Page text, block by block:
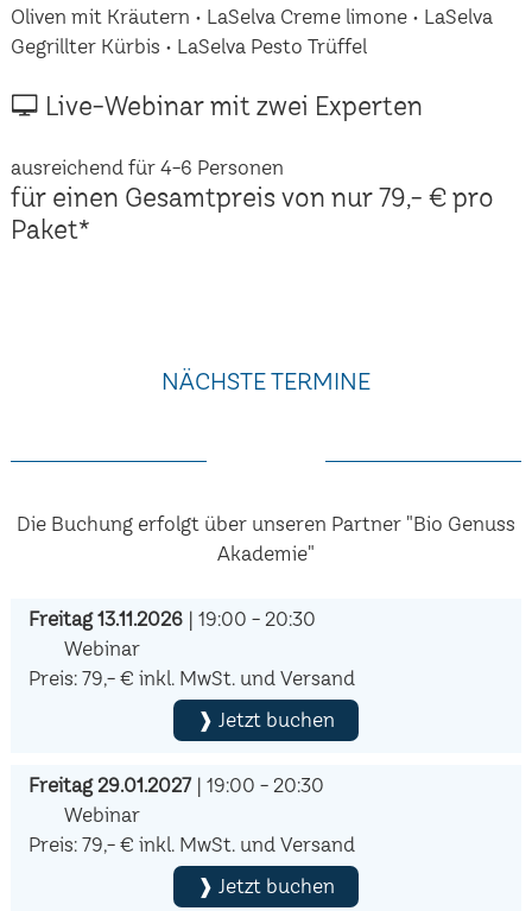
Oliven mit Kräutern • LaSelva Creme limone • LaSelva
Gegrillter Kürbis • LaSelva Pesto Trüffel
🖵 Live-Webinar mit zwei Experten
ausreichend für 4-6 Personen
für einen Gesamtpreis von nur 79,- € pro
Paket*
NÄCHSTE TERMINE
Die Buchung erfolgt über unseren Partner "Bio Genuss
Akademie"
Freitag 13.11.2026| 19:00 - 20:30
Webinar
Preis: 79,- € inkl. MwSt. und Versand
❱ Jetzt buchen
Freitag 29.01.2027| 19:00 - 20:30
Webinar
Preis: 79,- € inkl. MwSt. und Versand
❱ Jetzt buchen